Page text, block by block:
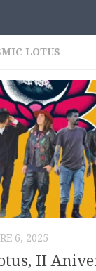
LOTUS
6, 2025
II